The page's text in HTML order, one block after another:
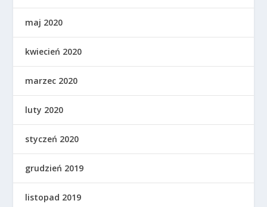
maj 2020
kwiecień 2020
marzec 2020
luty 2020
styczeń 2020
grudzień 2019
listopad 2019